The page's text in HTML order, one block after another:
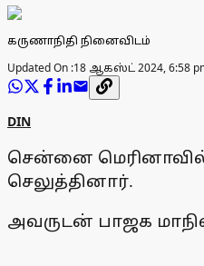
கருணாநிதி நினைவிடம்
Updated On :18 ஆகஸ்ட் 2024, 6:58
DIN
சென்னை மெரினாவில்
செலுத்தினார்.
அவருடன் பாஜக